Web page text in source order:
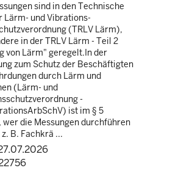
sind in den Technische
Lärm- und Vibrations-
(TRLV Lärm),
in der TRLV Lärm - Teil 2
von Lärm" geregelt.In der
zum Schutz der Beschäftigten
durch Lärm und
(Lärm- und
-
ist im § 5
wer die Messungen durchführen
B. Fachkrä ...